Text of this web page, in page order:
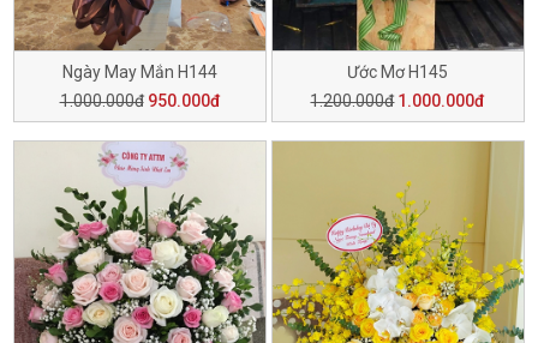
Ngày May Mắn H144
1.000.000đ 950.000đ
Ước Mơ H145
1.200.000đ 1.000.000đ